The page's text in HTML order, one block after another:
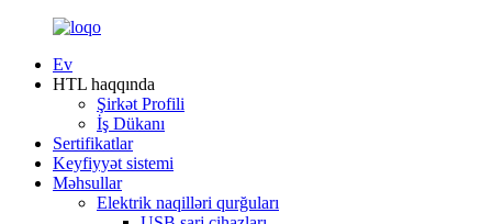
Ev
HTL haqqında
Şirkət Profili
İş Dükanı
Sertifikatlar
Keyfiyyət sistemi
Məhsullar
Elektrik naqilləri qurğuları